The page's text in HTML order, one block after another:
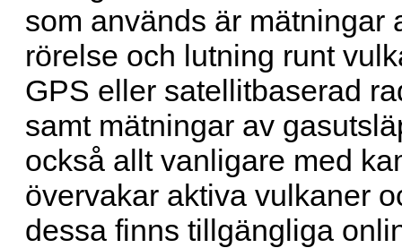
som används är mätningar
rörelse och lutning runt
GPS eller satellitbaserad
samt mätningar av
också allt vanligare med
övervakar aktiva vulkaner
dessa finns tillgängliga